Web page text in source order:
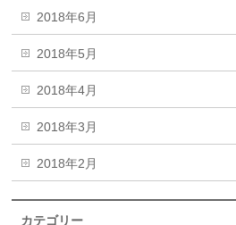
2018年6月
2018年5月
2018年4月
2018年3月
2018年2月
カテゴリー